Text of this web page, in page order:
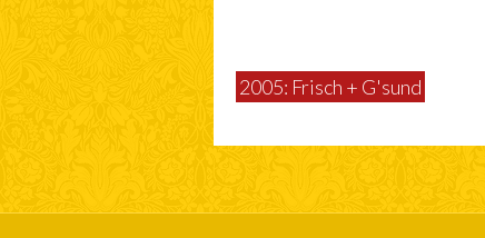
2005: Frisch + G'sund